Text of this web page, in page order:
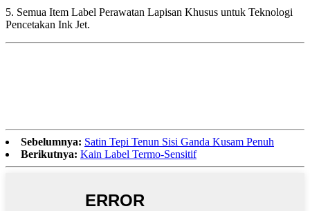
5. Semua Item Label Perawatan Lapisan Khusus untuk Teknologi
Pencetakan Ink Jet.
Sebelumnya: Satin Tepi Tenun Sisi Ganda Kusam Penuh
Berikutnya: Kain Label Termo-Sensitif